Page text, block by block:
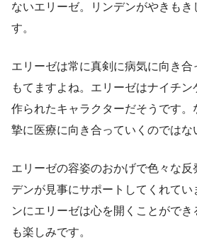
ないエリーゼ。リンデンがやきも
す。
エリーゼは常に真剣に病気に向き
もてますよね。エリーゼはナイチ
作られたキャラクターだそうです
摯に医療に向き合っていくのではな
エリーゼの容姿のおかげで色々な
デンが見事にサポートしてくれて
ンにエリーゼは心を開くことができ
も楽しみです。